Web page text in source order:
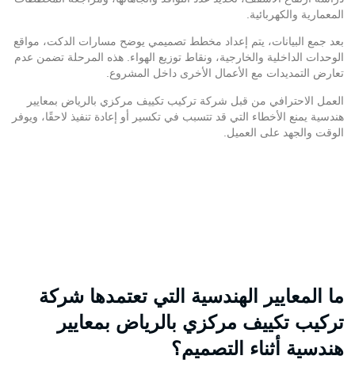
المعمارية والكهربائية.
بعد جمع البيانات، يتم إعداد مخطط تصميمي يوضح مسارات الدكت، مواقع
الوحدات الداخلية والخارجية، ونقاط توزيع الهواء. هذه المرحلة تضمن عدم
تعارض التمديدات مع الأعمال الأخرى داخل المشروع.
العمل الاحترافي من قبل شركة تركيب تكييف مركزي بالرياض بمعايير
هندسية يمنع الأخطاء التي قد تتسبب في تكسير أو إعادة تنفيذ لاحقًا، ويوفر
الوقت والجهد على العميل.
ما المعايير الهندسية التي تعتمدها شركة
تركيب تكييف مركزي بالرياض بمعايير
هندسية أثناء التصميم؟